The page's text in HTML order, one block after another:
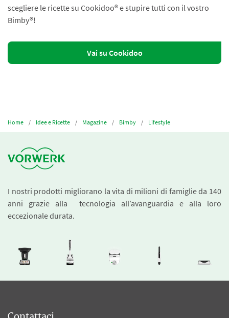
scegliere le ricette su Cookidoo® e stupire tutti con il vostro
Bimby®!
Vai su Cookidoo
Home Idee e Ricette Magazine Bimby Lifestyle
I nostri prodotti migliorano la vita di milioni di famiglie da 140
anni grazie alla tecnologia all’avanguardia e alla loro
eccezionale durata.